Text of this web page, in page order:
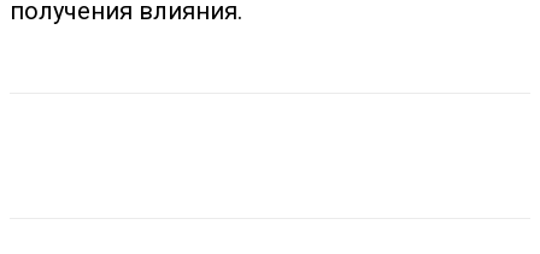
получения влияния.